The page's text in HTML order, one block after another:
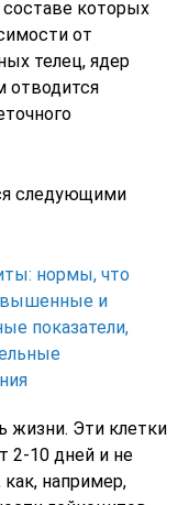
которых
от
телец, ядер
отводится
следующими
нормы, что
и
показатели,
жизни. Эти клетки
2-10 дней и не
например,